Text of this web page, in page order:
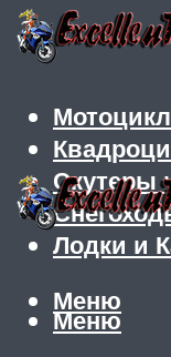
Скутеры
Лодки и
Меню
Меню